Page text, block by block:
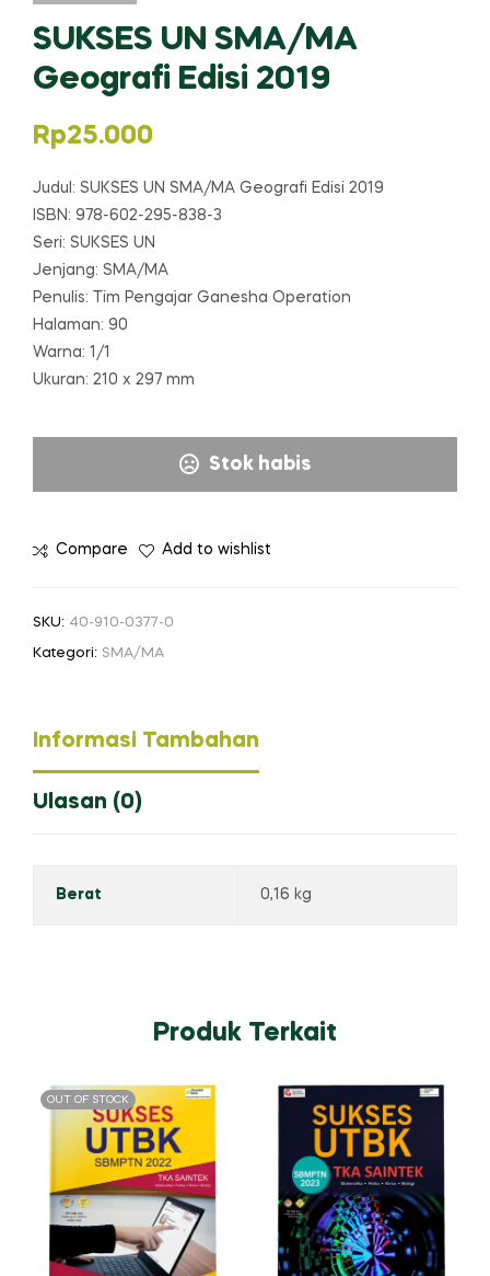
SUKSES UN SMA/MA
Geografi Edisi 2019
Rp25.000
Judul: SUKSES UN SMA/MA Geografi Edisi 2019
ISBN: 978-602-295-838-3
Seri: SUKSES UN
Jenjang: SMA/MA
Penulis: Tim Pengajar Ganesha Operation
Halaman: 90
Warna: 1/1
Ukuran: 210 x 297 mm
Stok habis
Compare Add to wishlist
SKU: 40-910-0377-0
Kategori: SMA/MA
Informasi Tambahan
Ulasan (0)
Berat 0,16 kg
Produk Terkait
OUT OF STOCK